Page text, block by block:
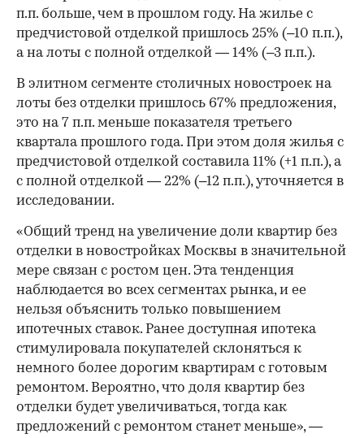
п.п. больше, чем в прошлом году. На жилье с
предчистовой отделкой пришлось 25% (–10 п.п.),
а на лоты с полной отделкой — 14% (–3 п.п.).
В элитном сегменте столичных новостроек на
лоты без отделки пришлось 67% предложения,
это на 7 п.п. меньше показателя третьего
квартала прошлого года. При этом доля жилья с
предчистовой отделкой составила 11% (+1 п.п.), а
с полной отделкой — 22% (–12 п.п.), уточняется в
исследовании.
«Общий тренд на увеличение доли квартир без
отделки в новостройках Москвы в значительной
мере связан с ростом цен. Эта тенденция
наблюдается во всех сегментах рынка, и ее
нельзя объяснить только повышением
ипотечных ставок. Ранее доступная ипотека
стимулировала покупателей склоняться к
немного более дорогим квартирам с готовым
ремонтом. Вероятно, что доля квартир без
отделки будет увеличиваться, тогда как
предложений с ремонтом станет меньше», —